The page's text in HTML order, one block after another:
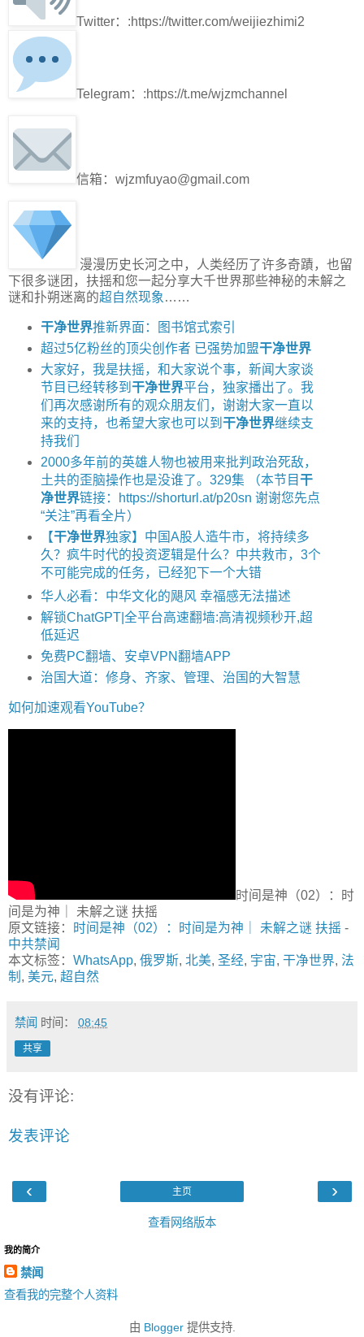
Twitter：:https://twitter.com/weijiezhimi2
Telegram：:https://t.me/wjzmchannel
信箱：wjzmfuyao@gmail.com
漫漫历史长河之中，人类经历了许多奇蹟，也留
下很多谜团，扶摇和您一起分享大千世界那些神秘的未解之
谜和扑朔迷离的超自然现象 ……
干净世界推新界面：图书馆式索引
超过5亿粉丝的顶尖创作者 已强势加盟干净世界
大家好，我是扶摇，和大家说个事，新闻大家谈
节目已经转移到 干净世界平台，独家播出了。我
们再次感谢所有的观众朋友们，谢谢大家一直以
来的支持，也希望大家也可以到 干净世界继续支
持我们
2000多年前的英雄人物也被用来批判政治死敌，
土共的歪脑操作也是没谁了。329集 （本节目 干
净世界链接：https://shorturl.at/p20sn 谢谢您先点
“关注”再看全片）
【干净世界独家】中国A股人造牛市，将持续多
久？疯牛时代的投资逻辑是什么？中共救市，3个
不可能完成的任务，已经犯下一个大错
华人必看：中华文化的飓风 幸福感无法描述
解锁ChatGPT|全平台高速翻墙:高清视频秒开,超
低延迟
免费PC翻墙、安卓VPN翻墙APP
治国大道：修身、齐家、管理、治国的大智慧
如何加速观看YouTube？
时间是神（02）：时
间是为神｜ 未解之谜 扶摇
原文链接：
时间是神（02）：时间是为神｜ 未解之谜 扶摇 -
中共禁闻
本文标签： WhatsApp, 俄罗斯, 北美, 圣经, 宇宙, 干净世界, 法
制 , 美元, 超自然
禁闻 时间： 08:45
共享
没有评论:
发表评论
‹ ›
主页
查看网络版本
我的简介
禁闻
查看我的完整个人资料
由 Blogger提供支持.